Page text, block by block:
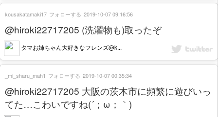
@hiroki22717205 (洗濯物も)取ったぞ
タマお姉ちゃん大好きなフレンズ@k...
kousakatamaki17 フォローする 2019-10-07 09:16:56
@hiroki22717205 大阪の茨木市に頻繁に遊びいっ
てた…こわいですね(´；ω；｀)
_mi_sharu_mah1 フォローする 2019-10-07 00:35:34